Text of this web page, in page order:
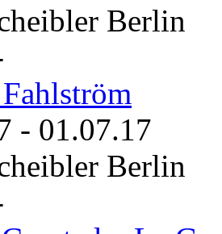
Berlin
- 01.07.17
Berlin